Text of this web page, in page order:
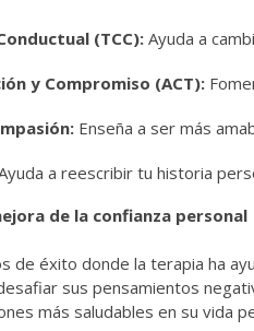
(TCC): Ayuda a
y Compromiso (ACT):
Enseña a ser más
a reescribir tu historia
de la confianza personal
de éxito donde la terapia ha
sus pensamientos
más saludables en su vida